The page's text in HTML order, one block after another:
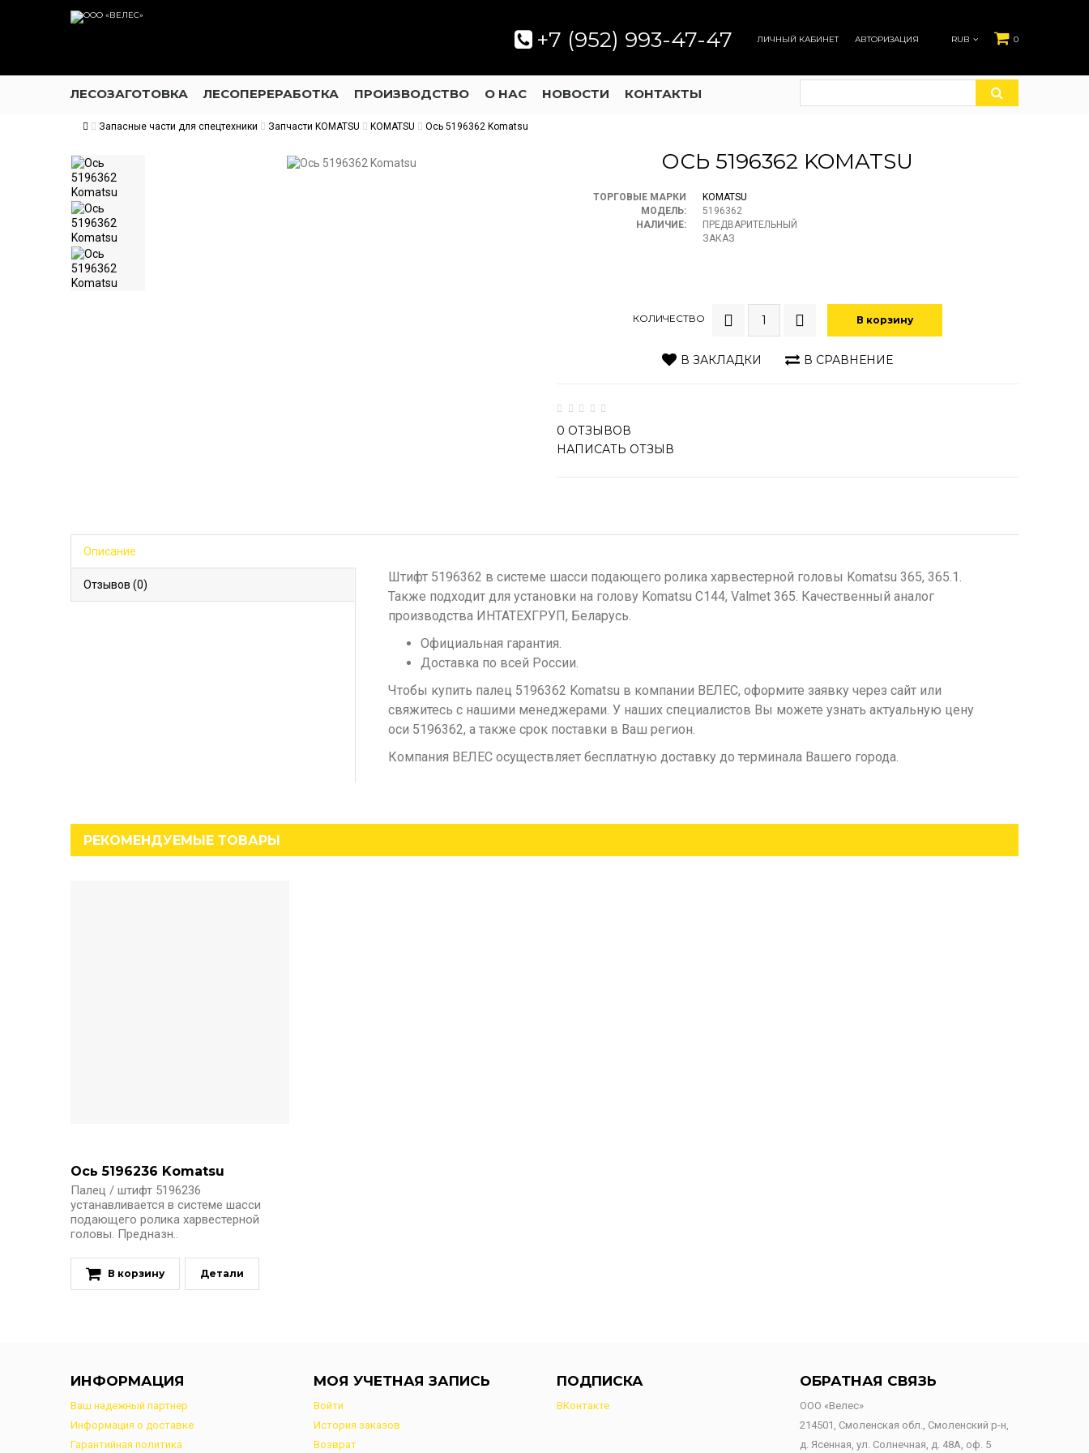
0
ЛИЧНЫЙ КАБИНЕТ АВТОРИЗАЦИЯ RUB
+7 (952) 993-47-47
ЛЕСОЗАГОТОВКА ЛЕСОПЕРЕРАБОТКА ПРОИЗВОДСТВО О НАС НОВОСТИ КОНТАКТЫ
Запасные части для спецтехники Запчасти KOMATSU KOMATSU Ось 5196362 Komatsu
ОСЬ 5196362 KOMATSU
ТОРГОВЫЕ МАРКИ
KOMATSU
МОДЕЛЬ:
5196362
НАЛИЧИЕ:
ПРЕДВАРИТЕЛЬНЫЙ
ЗАКАЗ
КОЛИЧЕСТВО В корзину
В ЗАКЛАДКИ В СРАВНЕНИЕ
0 ОТЗЫВОВ
НАПИСАТЬ ОТЗЫВ
Описание
Отзывов (0)
Штифт 5196362 в системе шасси подающего ролика харвестерной головы Komatsu 365, 365.1.
Также подходит для установки на голову Komatsu С144, Valmet 365. Качественный аналог
производства ИНТАТЕХГРУП, Беларусь.
Официальная гарантия.
Доставка по всей России.
Чтобы купить палец 5196362 Komatsu в компании ВЕЛЕС, оформите заявку через сайт или
свяжитесь с нашими менеджерами. У наших специалистов Вы можете узнать актуальную цену
оси 5196362, а также срок поставки в Ваш регион.
Компания ВЕЛЕС осуществляет бесплатную доставку до терминала Вашего города.
РЕКОМЕНДУЕМЫЕ ТОВАРЫ
Ось 5196236 Komatsu
Палец / штифт 5196236
устанавливается в системе шасси
подающего ролика харвестерной
головы. Предназн..
В корзину Детали
ИНФОРМАЦИЯ
Ваш надежный партнер
Информация о доставке
Гарантийная политика
МОЯ УЧЕТНАЯ ЗАПИСЬ
Войти
История заказов
Возврат
ПОДПИСКА
ВКонтакте
ОБРАТНАЯ СВЯЗЬ
ООО «Велес»
214501, Смоленская обл., Смоленский р-н,
д. Ясенная, ул. Солнечная, д. 48А, оф. 5